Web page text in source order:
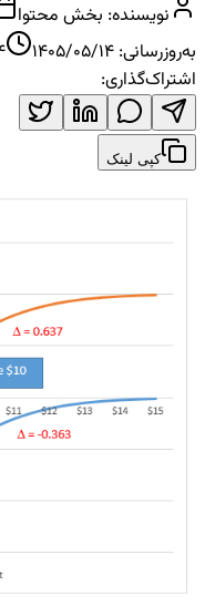
نویسنده:بخش محتوا
به‌روزرسانی:1405/05/14
اشتراک‌گذاری:
کپی لینک